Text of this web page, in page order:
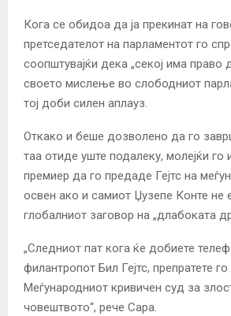
Кога се обидоа да ја прекинат на
претседателот на парламентот го
соопштувајќи дека „секој има право
своето мислење во слободниот
тој доби силен аплауз.
Откако и беше дозволено да го
таа отиде уште подалеку, молејќи го
премиер да го предаде Гејтс на
освен ако и самиот Џузепе Конте не
глобалниот заговор на „длабоката
„Следниот пат кога ќе добиете
филантропот Бил Гејтс, препратете
Меѓународниот кривичен суд за
човештвото“, рече Сара.